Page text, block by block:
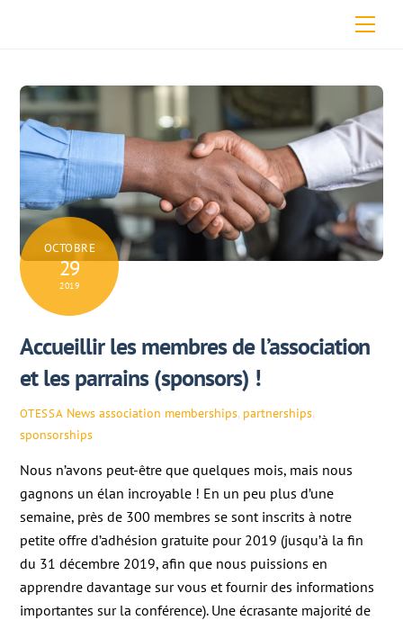
OCTOBRE
29
2019
Accueillir les membres de l’association
et les parrains (sponsors) !
OTESSA News association memberships, partnerships,
sponsorships
Nous n’avons peut-être que quelques mois, mais nous
gagnons un élan incroyable ! En un peu plus d’une
semaine, près de 300 membres se sont inscrits à notre
petite offre d’adhésion gratuite pour 2019 (jusqu’à la fin
du 31 décembre 2019, afin que nous puissions en
apprendre davantage sur vous et fournir des informations
importantes sur la conférence). Une écrasante majorité de